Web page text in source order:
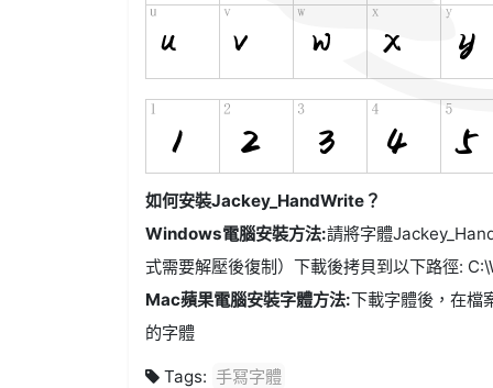
如何安裝Jackey_HandWrite？
Windows電腦安裝方法:請將字體
式需要解壓後復制）下載後拷貝到以下路徑:
Mac蘋果電腦安裝字體方法:下載字體後，在檔
的字體
Tags: 手冩字體